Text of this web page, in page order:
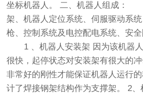
坐标机器人。 二、机器人组成
架、机器人定位系统、伺服驱动系
枪、控制系统及电控配电系统、安全
1 、机器人安装架 因为该机器人
很快，起停状态对安装架有很大的
非常好的刚性才能保证机器人运行
计了焊接钢架结构作为支撑架。 2